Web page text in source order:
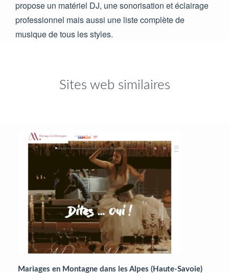
propose un matériel DJ, une sonorisation et éclairage
professionnel mais aussi une liste complète de
musique de tous les styles.
Sites web similaires
Mariages en Montagne dans les Alpes (Haute-Savoie)